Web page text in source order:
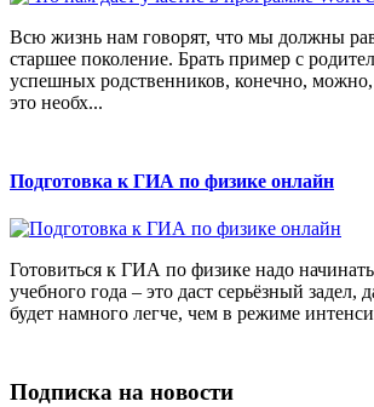
Всю жизнь нам говорят, что мы должны
старшее поколение. Брать пример с
успешных родственников, конечно, можно,
это необх...
Подготовка к ГИА по физике онлайн
Готовиться к ГИА по физике надо
учебного года – это даст серьёзный задел,
будет намного легче, чем в режиме
Подписка на новости